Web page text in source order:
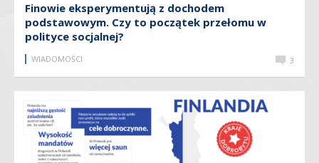
Finowie eksperymentują z dochodem
podstawowym. Czy to początek przełomu w
polityce socjalnej?
WIADOMOŚCI 3